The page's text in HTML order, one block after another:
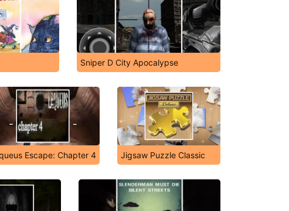
Sniper D City Apocalypse
Escape: Chapter 4 Jigsaw Puzzle Classic